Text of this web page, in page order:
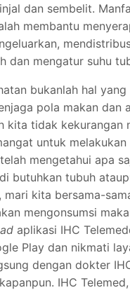
dan sembelit.
membantu
dan mengatur suhu
bukanlah hal yang
pola makan dan
kita tidak kekurangan
untuk
mengetahui apa
butuhkan tubuh
mari kita bersama-
mengonsumsi
aplikasi IHC
Play dan nikmati
dengan dokter
IHC